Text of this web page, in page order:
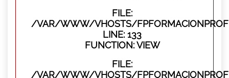
FILE:
/VAR/WWW/VHOSTS/
LINE: 133
FUNCTION: VIEW
FILE:
/VAR/WWW/VHOSTS/